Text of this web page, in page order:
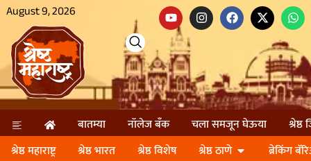
August 9, 2026
बातम्या नॉलेज बॅंक चला समजून घेऊया
श्रेष्ठ
श्रेष्ठ महाराष्ट्र
श्रेष्ठ भारत श्रेष्ठ विशेष श्रेष्ठ ठाणे ब्रेकिंग